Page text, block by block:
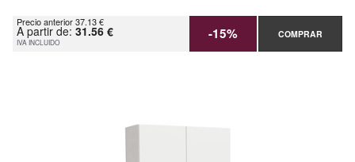
Precio anterior 37.13 €
A partir de: 31.56 €
IVA INCLUIDO -15% COMPRAR